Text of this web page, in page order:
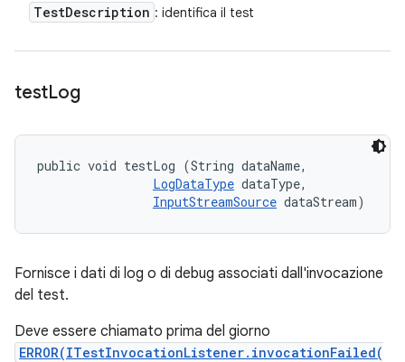
TestDescription : identifica il test
testLog
public void testLog (String dataName,
LogDataType dataType,
InputStreamSource dataStream)
Fornisce i dati di log o di debug associati dall'invocazione
del test.
Deve essere chiamato prima del giorno
ERROR(ITestInvocationListener.invocationFailed(